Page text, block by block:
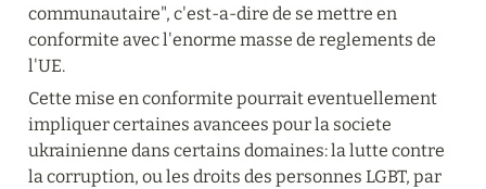
communautaire", c'est-a-dire de se mettre en
conformite avec l'enorme masse de reglements de
l'UE.
Cette mise en conformite pourrait eventuellement
impliquer certaines avancees pour la societe
ukrainienne dans certains domaines: la lutte contre
la corruption, ou les droits des personnes LGBT, par